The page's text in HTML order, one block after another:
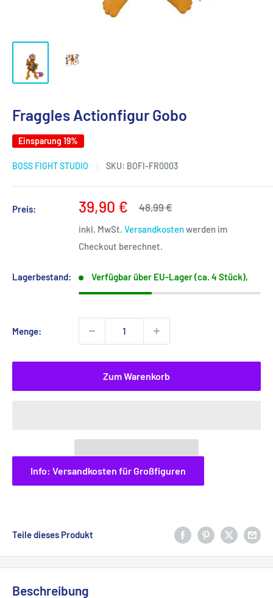
Fraggles Actionfigur Gobo
Einsparung 19%
BOSS FIGHT STUDIO SKU: BOFI-FR0003
Preis: Sonderpreis
39,90 € Normalpreis
48,99 €
inkl. MwSt. Versandkostenwerden im
Checkout berechnet.
Lagerbestand: Verfügbar über EU-Lager (ca. 4 Stück),
Menge:
Zum Warenkorb
Info: Versandkosten für Großfiguren
Teile dieses Produkt
Beschreibung